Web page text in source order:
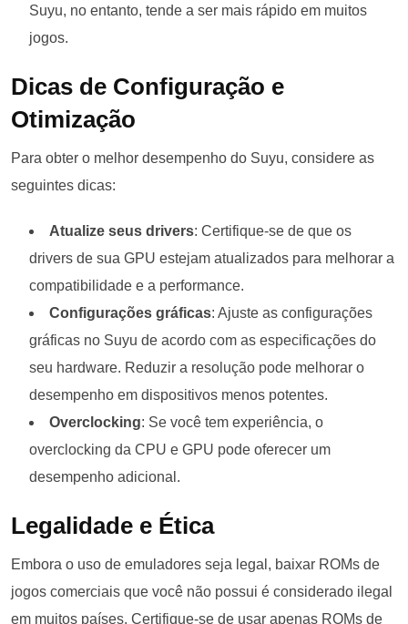
Suyu, no entanto, tende a ser mais rápido em muitos
jogos.
Dicas de Configuração e
Otimização
Para obter o melhor desempenho do Suyu, considere as
seguintes dicas:
Atualize seus drivers: Certifique-se de que os
drivers de sua GPU estejam atualizados para melhorar a
compatibilidade e a performance.
Configurações gráficas: Ajuste as configurações
gráficas no Suyu de acordo com as especificações do
seu hardware. Reduzir a resolução pode melhorar o
desempenho em dispositivos menos potentes.
Overclocking: Se você tem experiência, o
overclocking da CPU e GPU pode oferecer um
desempenho adicional.
Legalidade e Ética
Embora o uso de emuladores seja legal, baixar ROMs de
jogos comerciais que você não possui é considerado ilegal
em muitos países. Certifique-se de usar apenas ROMs de